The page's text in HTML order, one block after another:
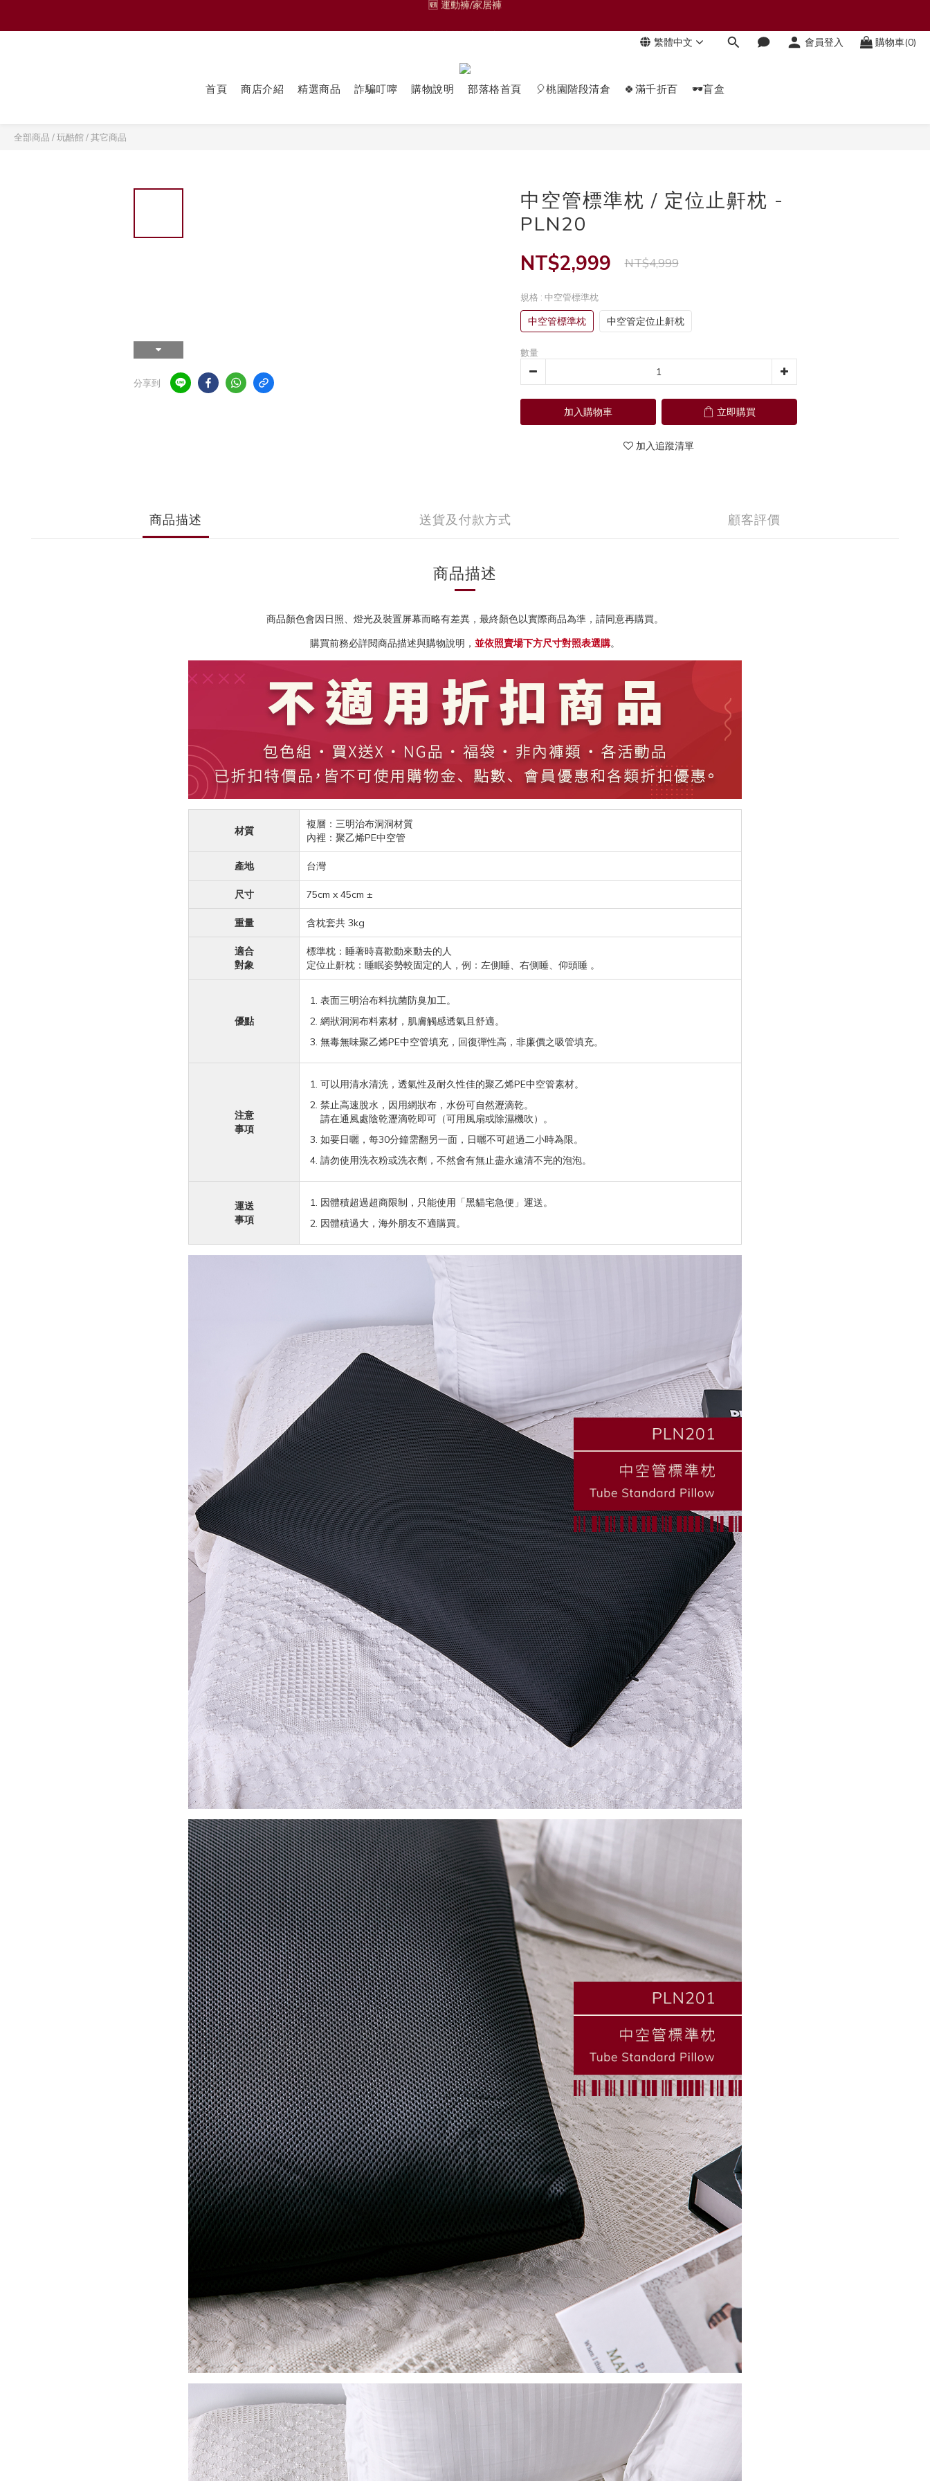
🆕 運動褲/家居褲
繁體中文 會員登入 購物車(0)
首頁 商店介紹 精選商品 詐騙叮嚀 購物說明 部落格首頁 🎈桃園階段清倉 🍀滿千折百 🕶️盲盒
全部商品 /玩酷館/其它商品
分享到
中空管標準枕 / 定位止鼾枕 -
PLN20
NT$4,999
NT$2,999
規格 : 中空管標準枕
中空管標準枕 中空管定位止鼾枕
數量
加入購物車 立即購買
加入追蹤清單
商品描述 送貨及付款方式 顧客評價
商品描述
商品顏色會因日照、燈光及裝置屏幕而略有差異， 最終顏色以實際商品為準，請同意再購買。
購買前務必詳閱商品描述與購物說明， 並依照賣場下方尺寸對照表選購。
材質
複層：三明治布洞洞材質
內裡：聚乙烯PE中空管
產地 台灣
尺寸 75cm x 45cm ±
重量 含枕套共 3kg
適合
對象
標準枕：睡著時喜歡動來動去的人
定位止鼾枕：睡眠姿勢較固定的人，例：左側睡、右側睡、仰頭睡 。
優點
表面三明治布料抗菌防臭加工。
網狀洞洞布料素材，肌膚觸感透氣且舒適。
無毒無味聚乙烯PE中空管填充，回復彈性高，非廉價之吸管填充。
注意
事項
可以用清水清洗，透氣性及耐久性佳的聚乙烯PE中空管素材。
禁止高速脫水，因用網狀布，水份可自然瀝滴乾。
請在通風處陰乾瀝滴乾即可（可用風扇或除濕機吹）。
如要日曬，每30分鐘需翻另一面，日曬不可超過二小時為限。
請勿使用洗衣粉或洗衣劑，不然會有無止盡永遠清不完的泡泡。
運送
事項
因體積超過超商限制，只能使用「黑貓宅急便」運送。
因體積過大，海外朋友不適購買。